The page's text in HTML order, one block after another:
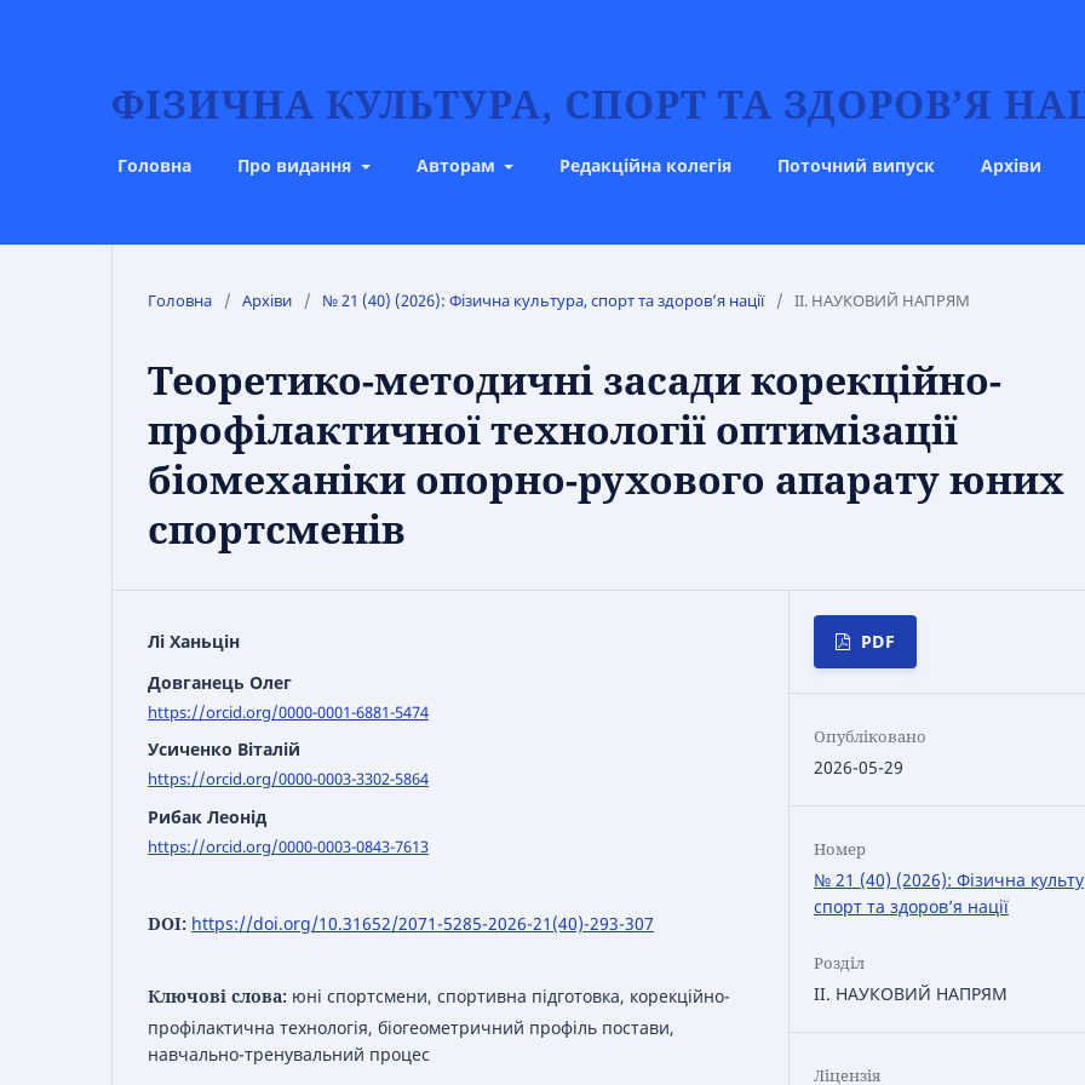
ФІЗИЧНА КУЛЬТУРА, СПОРТ ТА ЗДОРОВ’Я
Головна Про видання Авторам Редакційна колегія Поточний випуск Архіви
Головна / Архіви / № 21 (40) (2026): Фізична культура, спорт та здоров’я нації / IІ. НАУКОВИЙ НАПРЯМ
Теоретико-методичні засади корекційно-
профілактичної технології оптимізації
біомеханіки опорно-рухового апарату юних
спортсменів
Лі Ханьцін
Довганець Олег
https://orcid.org/0000-0001-6881-5474
Усиченко Віталій
https://orcid.org/0000-0003-3302-5864
Рибак Леонід
https://orcid.org/0000-0003-0843-7613
DOI: https://doi.org/10.31652/2071-5285-2026-21(40)-293-307
Ключові слова: юні спортсмени, спортивна підготовка, корекційно-
профілактична технологія, біогеометричний профіль постави,
навчально-тренувальний процес
PDF
Опубліковано
2026-05-29
Номер
№ 21 (40) (2026): Фізична
спорт та здоров’я нації
Розділ
IІ. НАУКОВИЙ НАПРЯМ
Ліцензія